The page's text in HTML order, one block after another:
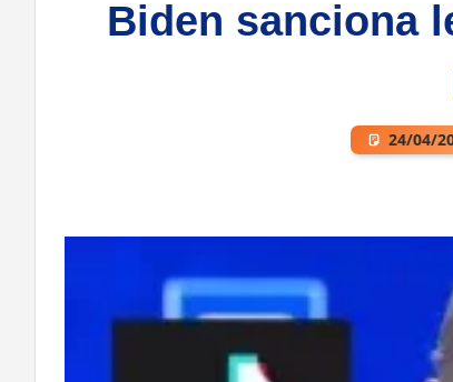
Biden sanciona
24/04/